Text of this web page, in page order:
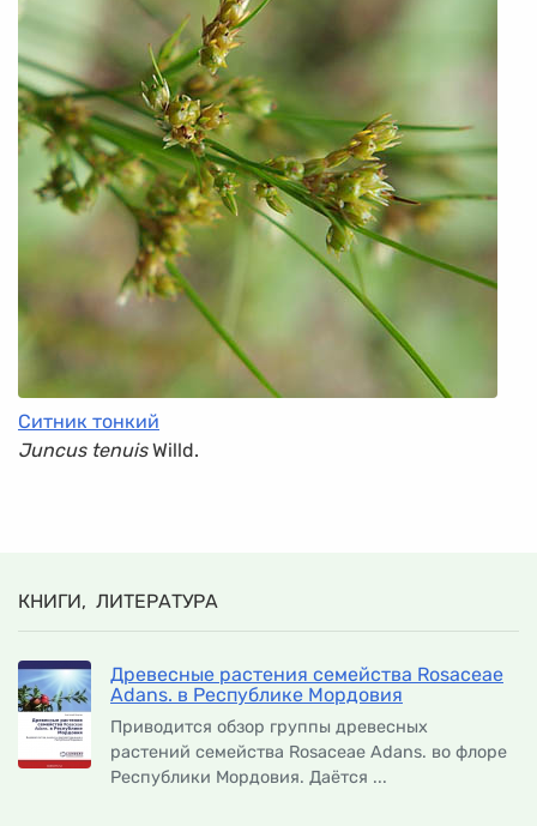
Ситник тонкий
Juncus tenuisWilld.
КНИГИ, ЛИТЕРАТУРА
Древесные растения семейства Rosaceae
Adans. в Республике Мордовия
Приводится обзор группы древесных
растений семейства Rosaceae Adans. во флоре
Республики Мордовия. Даётся ...